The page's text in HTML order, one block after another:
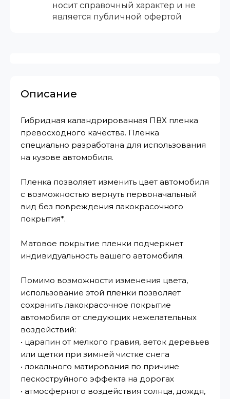
носит справочный характер и не
является публичной офертой
Описание
Гибридная каландрированная ПВХ пленка
превосходного качества. Пленка
специально разработана для использования
на кузове автомобиля.
Пленка позволяет изменить цвет автомобиля
с возможностью вернуть первоначальный
вид без повреждения лакокрасочного
покрытия*.
Матовое покрытие пленки подчеркнет
индивидуальность вашего автомобиля.
Помимо возможности изменения цвета,
использование этой пленки позволяет
сохранить лакокрасочное покрытие
автомобиля от следующих нежелательных
воздействий:
• царапин от мелкого гравия, веток деревьев
или щетки при зимней чистке снега
• локального матирования по причине
пескоструйного эффекта на дорогах
• атмосферного воздействия солнца, дождя,